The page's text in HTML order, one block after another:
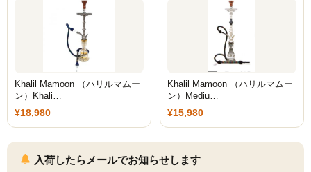
グラインダー
Simrell Collection
HIGHER LEVEL
Futo
パーツ
Khalil Mamoon （ハリルマムー
ン）Khali…
¥18,980
Khalil Mamoon （ハリルマムー
ン）Mediu…
¥15,980
入荷したらメールでお知らせします